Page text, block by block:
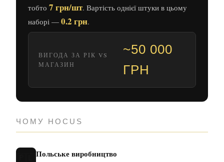
тобто 7 грн/шт. Вартість однієї штуки в цьому
наборі — 0.2 грн.
ВИГОДА ЗА РІК VS
МАГАЗИН
~50 000
ГРН
ЧОМУ HOCUS
Польське виробництво